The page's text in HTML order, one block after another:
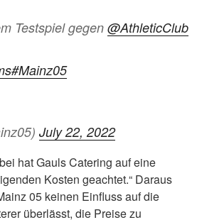
Testspiel gegen @AthleticClub
#Mainz05
July 22, 2022
hat Gauls Catering auf eine
Kosten geachtet.“ Daraus
05 keinen Einfluss auf die
überlässt, die Preise zu